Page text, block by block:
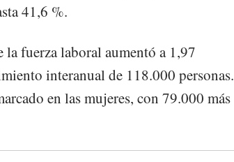
41,6 %.
fuerza laboral aumentó a 1,97
interanual de 118.000 personas.
en las mujeres, con 79.000 más